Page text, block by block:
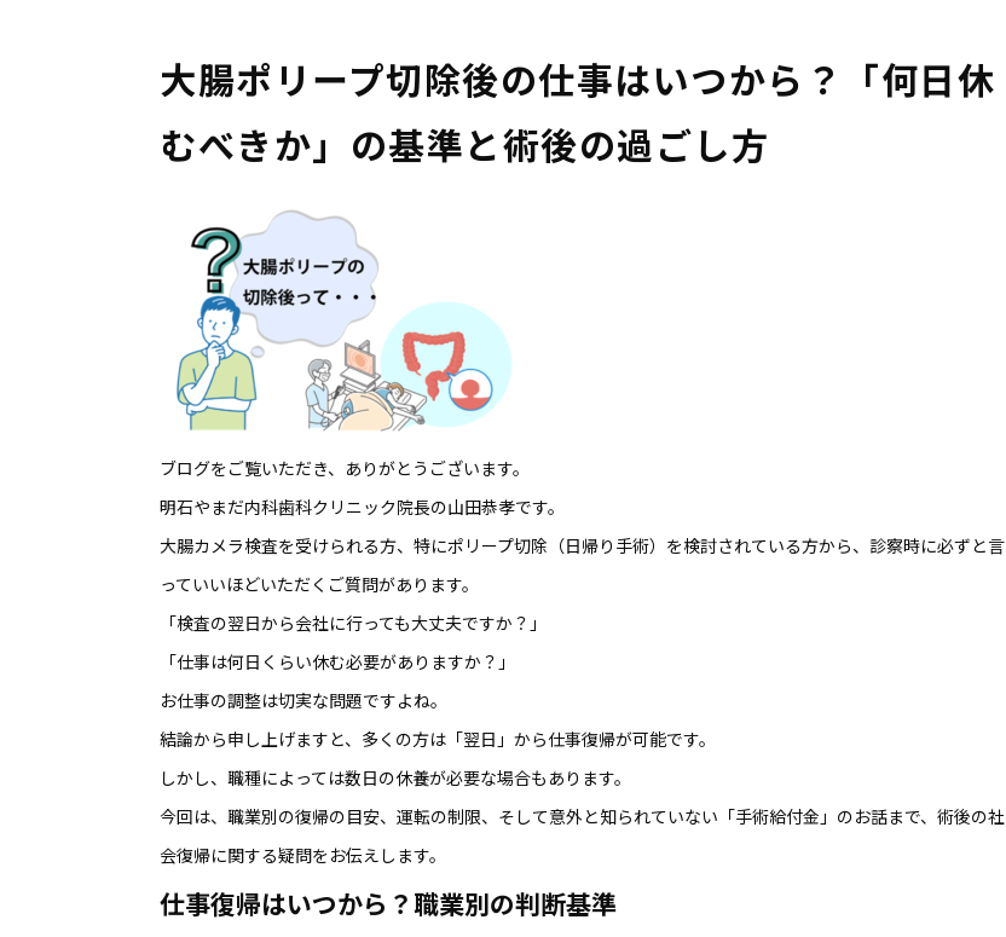
大腸ポリープ切除後の仕事はいつから？「何日休
むべきか」の基準と術後の過ごし方
ブログをご覧いただき、ありがとうございます。
明石やまだ内科歯科クリニック院長の山田恭孝です。
大腸カメラ検査を受けられる方、特にポリープ切除（日帰り手術）を検討されている方から、診察時に必ずと言
っていいほどいただくご質問があります。
「検査の翌日から会社に行っても大丈夫ですか？」
「仕事は何日くらい休む必要がありますか？」
お仕事の調整は切実な問題ですよね。
結論から申し上げますと、多くの方は「翌日」から仕事復帰が可能です。
しかし、職種によっては数日の休養が必要な場合もあります。
今回は、職業別の復帰の目安、運転の制限、そして意外と知られていない「手術給付金」のお話まで、術後の社
会復帰に関する疑問をお伝えします。
仕事復帰はいつから？職業別の判断基準